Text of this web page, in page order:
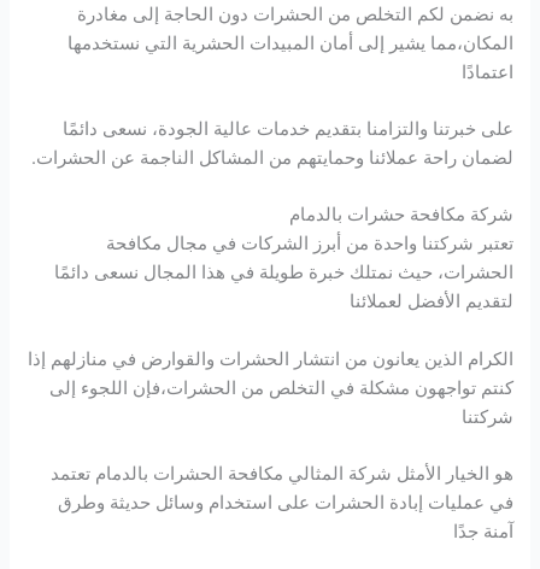
به نضمن لكم التخلص من الحشرات دون الحاجة إلى مغادرة
المكان،مما يشير إلى أمان المبيدات الحشرية التي نستخدمها
اعتمادًا
على خبرتنا والتزامنا بتقديم خدمات عالية الجودة، نسعى دائمًا
لضمان راحة عملائنا وحمايتهم من المشاكل الناجمة عن الحشرات.
شركة مكافحة حشرات بالدمام
تعتبر شركتنا واحدة من أبرز الشركات في مجال مكافحة
الحشرات، حيث نمتلك خبرة طويلة في هذا المجال نسعى دائمًا
لتقديم الأفضل لعملائنا
الكرام الذين يعانون من انتشار الحشرات والقوارض في منازلهم إذا
كنتم تواجهون مشكلة في التخلص من الحشرات،فإن اللجوء إلى
شركتنا
هو الخيار الأمثل شركة المثالي مكافحة الحشرات بالدمام تعتمد
في عمليات إبادة الحشرات على استخدام وسائل حديثة وطرق
آمنة جدًا